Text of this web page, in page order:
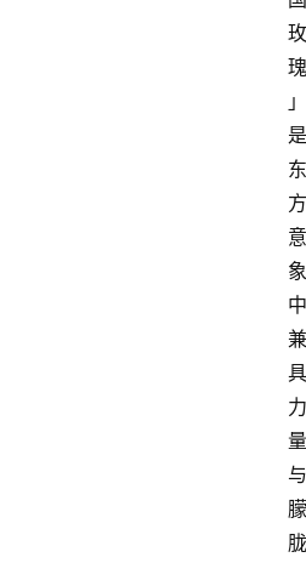
玫
瑰
」
是
东
方
意
象
中
兼
具
力
量
与
朦
胧